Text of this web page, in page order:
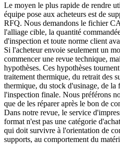
Le moyen le plus rapide de rendre
équipe pose aux acheteurs est de
RFQ. Nous demandons le fichier
l'alliage cible, la quantité
d'inspection et toute norme client
Si l'acheteur envoie seulement un
commencer une revue technique,
hypothèses. Ces hypothèses
traitement thermique, du retrait des
thermique, du stock d'usinage, de la
l'inspection finale. Nous préférons
que de les réparer après le bon de
Dans notre revue, le service
format n'est pas une catégorie
qui doit survivre à l'orientation de
supports, au comportement du